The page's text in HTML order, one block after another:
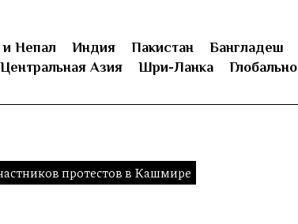
и Непал Индия Пакистан Бангладеш
Центральная Азия Шри-Ланка Глобально
протестов в Кашмире